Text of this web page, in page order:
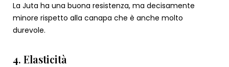
La Juta ha una buona resistenza, ma decisamente
minore rispetto alla canapa che è anche molto
durevole.
4. Elasticità